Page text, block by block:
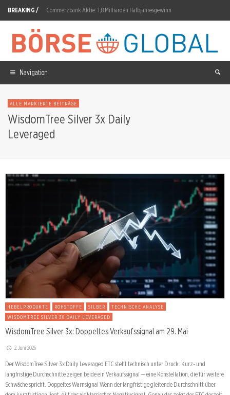
BREAKING / Commerzbank Aktie: 1,8 Milliarden Halbjahresgewinn
DroneShield Aktie: Bruttomarge auf 60 Prozent gefallen
Deutsche Telekom Aktie: Glasfaser-Buchungsquote nur 17,5 Prozent
Healwell AI Aktie: 7,31-Prozent-Rückgang trotz Q2-Gewinn
Energy Fuels Aktie: ASM-Abschluss für August erwartet
Rigetti Aktie: 8,4-Millionen-Dollar-Auftrag von C-DAC
D-Wave Quantum Aktie: 668 Prozent Auftragsbestand-Sprung
Navigation
ALLE MARKIERTE BEITRÄGE
WisdomTree Silver 3x Daily
Leveraged
HEBELPRODUKTE ROHSTOFFE SILBER
TECHNISCHE ANALYSE
WISDOMTREE SILVER 3X DAILY LEVERAGED
WisdomTree Silver 3x: Doppeltes Verkaufssignal am 29. Mai
2. Juni 2026
Der WisdomTree Silver 3x Daily Leveraged ETC steht technisch unter Druck. Kurz- und
langfristige Durchschnitte zeigen beide ein Verkaufssignal — eine Konstellation, die für weitere
Schwäche spricht. Doppeltes Warnsignal Wenn der langfristige gleitende Durchschnitt über